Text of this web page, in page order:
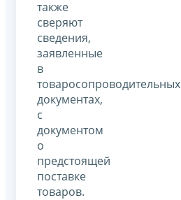
также
сверяют
сведения,
заявленные
в
товаросопроводительных
документах,
с
документом
о
предстоящей
поставке
товаров.